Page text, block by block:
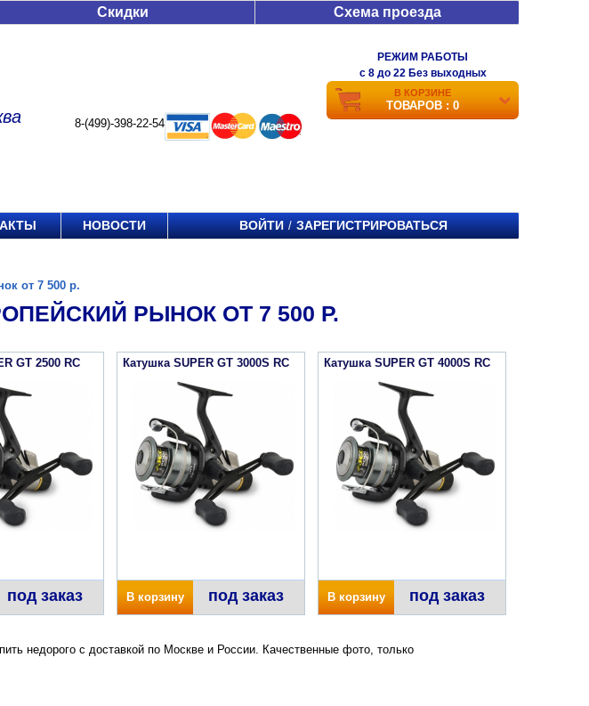
Скидки Схема проезда
8-(499)-398-22-54
РЕЖИМ РАБОТЫ
c 8 до 22 Без выходных
В КОРЗИНЕ
ТОВАРОВ : 0
НОВОСТИ ВОЙТИ / ЗАРЕГИСТРИРОВАТЬСЯ
от 7 500 р.
РЫНОК ОТ 7 500 Р.
GT 2500 RC
под заказ
Катушка SUPER GT 3000S RC
В корзину под заказ
Катушка SUPER GT 4000S RC
В корзину под заказ
недорого с доставкой по Москве и России. Качественные фото, только